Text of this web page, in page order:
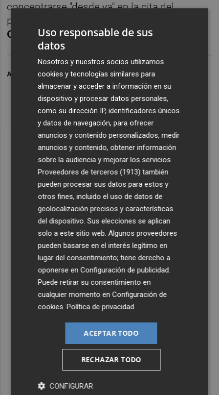
concentrarse "desde ya" en la cita del
próximo fin de semana en
Osasuna.
ARCHIVADO EN RAÚL GUTI ELCHE CF SD HUESCA
Uso responsable de sus
datos
Nosotros y nuestros socios utilizamos
cookies y tecnologías similares para
almacenar y acceder a información en su
dispositivo y procesar datos personales,
como su dirección IP, identificadores únicos
y datos de navegación, para ofrecer
anuncios y contenido personalizados, medir
anuncios y contenido, obtener información
sobre la audiencia y mejorar los servicios.
Proveedores de terceros (1913) también
pueden procesar sus datos para estos y
otros fines, incluido el uso de datos de
geolocalización precisos y características
del dispositivo. Sus elecciones se aplican
solo a este sitio web. Algunos proveedores
pueden basarse en el interés legítimo en
lugar del consentimiento; tiene derecho a
oponerse enConfiguración de publicidad
Puede retirar su consentimiento en
cualquier momento enConfiguración de
cookies .Política de privacidad
ACEPTAR TODO
RECHAZAR TODO
CONFIGURAR